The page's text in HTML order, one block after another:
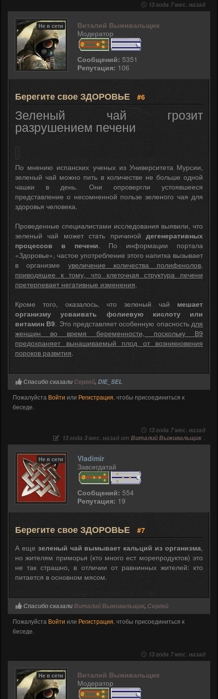
13 года 7 мес. назад
Не в сети
Виталий Выживальщик
Модератор
Сообщений: 5351
Репутация: 106
Берегите свое ЗДОРОВЬЕ #6
Зеленый чай грозит
разрушением печени
По мнению испанских ученых из Университета Мурсии,
зеленый чай можно пить в количестве не больше одной
чашки в день. Они опровергли устоявшееся
представление о несомненной пользе зеленого чая для
здоровья человека.
Проведенные специалистами исследования выявили, что
зеленый чай может стать причиной дегенеративных
процессов в печени. По информации портала
«Здоровье», частое употребление этого напитка вызывает
в организме увеличение количества полифенолов,
приводящее к тому, что клеточная структура печени
претерпевает негативные изменения.
Кроме того, оказалось, что зеленый чай мешает
организму усваивать фолиевую кислоту или
витамин В9. Это представляет особенную опасностьдля
женщин во время беременности, поскольку В9
предохраняет вынашиваемый плод от возникновения
пороков развития.
Спасибо сказали Сергей, DIE_SEL
Пожалуйста Войти или Регистрация, чтобы присоединиться к
беседе.
13 года 7 мес. назад
13 года 3 мес. назад от Виталий Выживальщик .
Не в сети
Vladimir
Завсегдатай
Сообщений: 554
Репутация: 19
Берегите свое ЗДОРОВЬЕ
#7
А еще зеленый чай вымывает кальций из организма,
но жителям приморья (кто много ест морепродуктов) это
не так страшно, в отличии от равнинных жителей: кто
питается в основном мясом.
Спасибо сказалиВиталий Выживальщик, Сергей
Пожалуйста Войти или Регистрация, чтобы присоединиться к
беседе.
13 года 7 мес. назад
Не в сети
Виталий Выживальщик
Модератор